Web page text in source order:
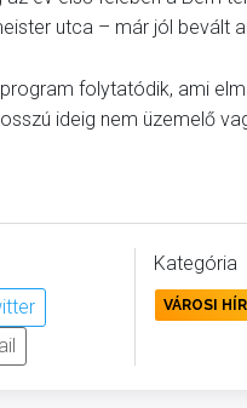
utca – már jól bevált
folytatódik, ami
ideig nem üzemelő
Kategória
VÁROSI